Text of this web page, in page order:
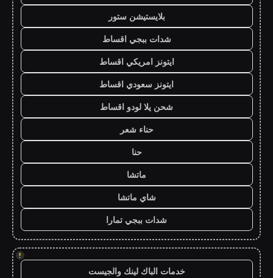
بلايستيشن ستور
شدات ببجي اقساط
ايتونز امريكي اقساط
ايتونز سعودي اقساط
شحن يلا لودو اقساط
حناء شعر
حنا
ماتشا
شاي ماتشا
شدات ببجي تمارا
!
خدمات الباك لينك والجيست